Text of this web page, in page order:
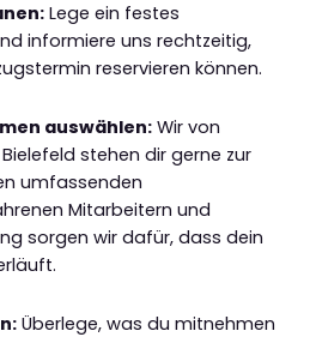
Lege ein festes
informiere uns rechtzeitig,
reservieren können.
auswählen: Wir von
stehen dir gerne zur
umfassenden
Mitarbeitern und
sorgen wir dafür, dass dein
Überlege, was du mitnehmen